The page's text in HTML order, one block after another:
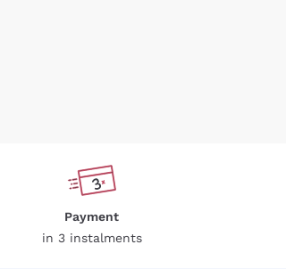
Payment
in 3 instalments